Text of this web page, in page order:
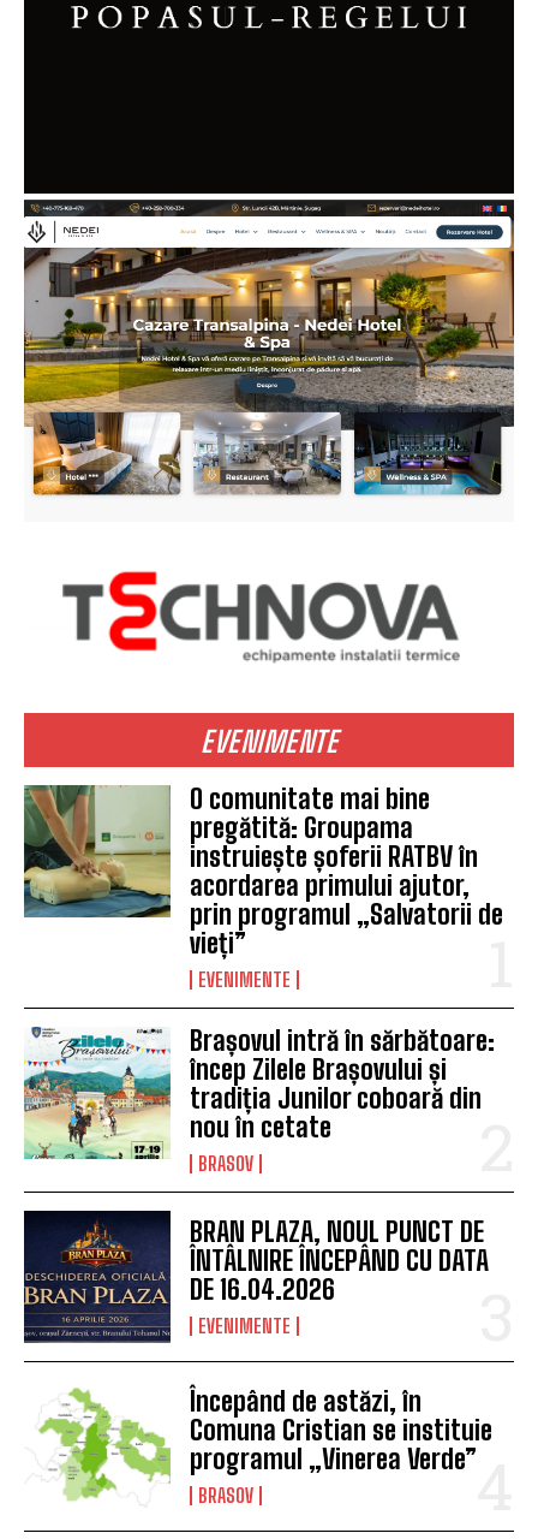
EVENIMENTE
O comunitate mai bine
pregătită: Groupama
instruiește șoferii RATBV în
acordarea primului ajutor,
prin programul „Salvatorii de
vieți”
EVENIMENTE
Brașovul intră în sărbătoare:
încep Zilele Brașovului și
tradiția Junilor coboară din
nou în cetate
BRASOV
BRAN PLAZA, NOUL PUNCT DE
ÎNTÂLNIRE ÎNCEPÂND CU DATA
DE 16.04.2026
EVENIMENTE
Începând de astăzi, în
Comuna Cristian se instituie
programul „Vinerea Verde”
BRASOV